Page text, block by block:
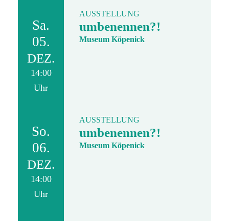
Sa.
05.
DEZ.
14:00
Uhr
AUSSTELLUNG
umbenennen?!
Museum Köpenick
So.
06.
DEZ.
14:00
Uhr
AUSSTELLUNG
umbenennen?!
Museum Köpenick